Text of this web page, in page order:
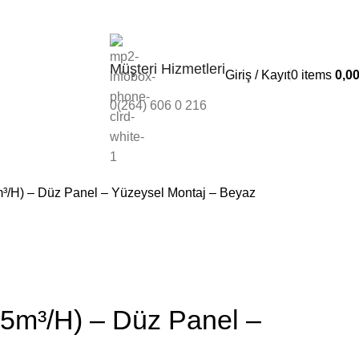
Müşteri Hizmetleri
0(264) 606 0 216
Giriş / Kayıt0 items 0,00
H) – Düz Panel – Yüzeysel Montaj – Beyaz
H) – Düz Panel –